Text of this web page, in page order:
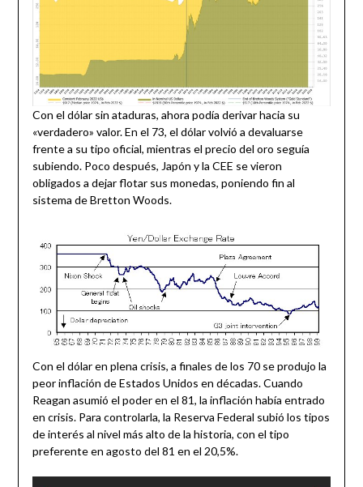
Con el dólar sin ataduras, ahora podía derivar hacia su
«verdadero» valor. En el 73, el dólar volvió a devaluarse
frente a su tipo oficial, mientras el precio del oro seguía
subiendo. Poco después, Japón y la CEE se vieron
obligados a dejar flotar sus monedas, poniendo fin al
sistema de Bretton Woods.
Con el dólar en plena crisis, a finales de los 70 se produjo la
peor inflación de Estados Unidos en décadas. Cuando
Reagan asumió el poder en el 81, la inflación había entrado
en crisis. Para controlarla, la Reserva Federal subió los tipos
de interés al nivel más alto de la historia, con el tipo
preferente en agosto del 81 en el 20,5%.